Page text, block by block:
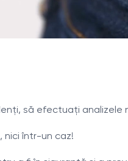
să efectuați
într-un caz!